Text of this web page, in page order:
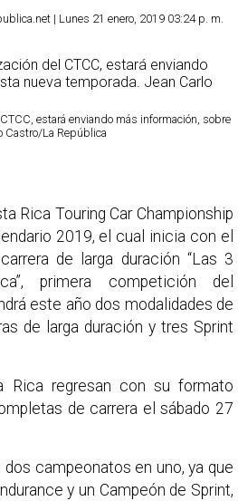
| Lunes 21 enero, 2019 03:24 p. m.
estará enviando más información, sobre
Castro/La República
Rica Touring Car Championship
2019, el cual inicia con el
de larga duración “Las 3
primera competición del
este año dos modalidades de
de larga duración y tres Sprint
Rica regresan con su formato
de carrera el sábado 27
dos campeonatos en uno, ya que
y un Campeón de Sprint,